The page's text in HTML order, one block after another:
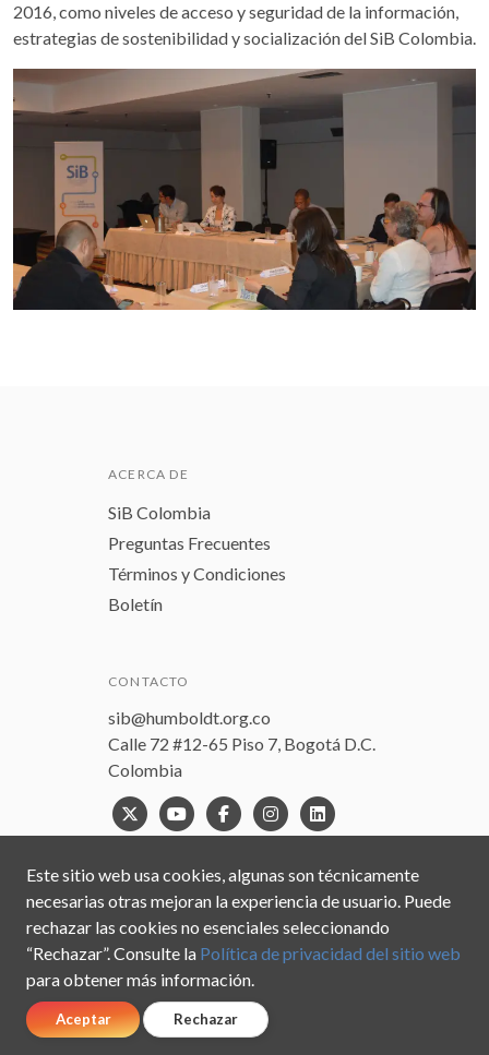
2016, como niveles de acceso y seguridad de la información,
estrategias de sostenibilidad y socialización del SiB Colombia.
Este sitio web usa cookies, algunas son técnicamente
necesarias otras mejoran la experiencia de usuario. Puede
rechazar las cookies no esenciales seleccionando
“Rechazar”. Consulte la Política de privacidad del sitio web
para obtener más información.
Aceptar Rechazar
ACERCA DE
SiB Colombia
Preguntas Frecuentes
Términos y Condiciones
Boletín
CONTACTO
sib@humboldt.org.co
Calle 72 #12-65 Piso 7, Bogotá D.C.
Colombia